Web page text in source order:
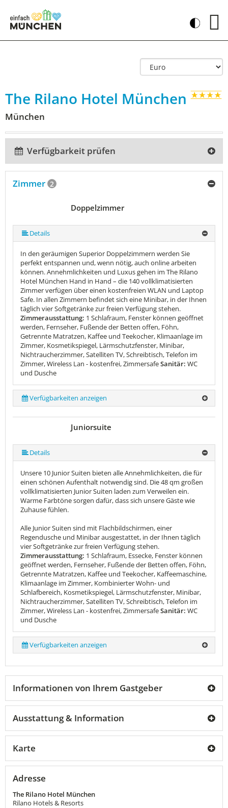
The Rilano Hotel München
München
Verfügbarkeit prüfen
Zimmer 2
Doppelzimmer
Details
In den geräumigen Superior Doppelzimmern werden Sie
perfekt entspannen und, wenn nötig, auch online arbeiten
können. Annehmlichkeiten und Luxus gehen im The Rilano
Hotel München Hand in Hand – die 140 vollklimatisierten
Zimmer verfügen über einen kostenfreien WLAN und Laptop
Safe. In allen Zimmern befindet sich eine Minibar, in der Ihnen
täglich vier Softgetränke zur freien Verfügung stehen.
Zimmerausstattung: 1 Schlafraum, Fenster können geöffnet
werden, Fernseher, Fußende der Betten offen, Föhn,
Getrennte Matratzen, Kaffee und Teekocher, Klimaanlage im
Zimmer, Kosmetikspiegel, Lärmschutzfenster, Minibar,
Nichtraucherzimmer, Satelliten TV, Schreibtisch, Telefon im
Zimmer, Wireless Lan - kostenfrei, ZimmersafeSanitär: WC
und Dusche
Verfügbarkeiten anzeigen
Juniorsuite
Details
Unsere 10 Junior Suiten bieten alle Annehmlichkeiten, die für
einen schönen Aufenthalt notwendig sind. Die 48 qm großen
vollklimatisierten Junior Suiten laden zum Verweilen ein.
Warme Farbtöne sorgen dafür, dass sich unsere Gäste wie
Zuhause fühlen.
Alle Junior Suiten sind mit Flachbildschirmen, einer
Regendusche und Minibar ausgestattet, in der Ihnen täglich
vier Softgetränke zur freien Verfügung stehen.
Zimmerausstattung: 1 Schlafraum, Essecke, Fenster können
geöffnet werden, Fernseher, Fußende der Betten offen, Föhn,
Getrennte Matratzen, Kaffee und Teekocher, Kaffeemaschine,
Klimaanlage im Zimmer, Kombinierter Wohn- und
Schlafbereich, Kosmetikspiegel, Lärmschutzfenster, Minibar,
Nichtraucherzimmer, Satelliten TV, Schreibtisch, Telefon im
Zimmer, Wireless Lan - kostenfrei, ZimmersafeSanitär: WC
und Dusche
Verfügbarkeiten anzeigen
Informationen von Ihrem Gastgeber
Ausstattung & Information
Karte
Adresse
The Rilano Hotel München
Rilano Hotels & Resorts